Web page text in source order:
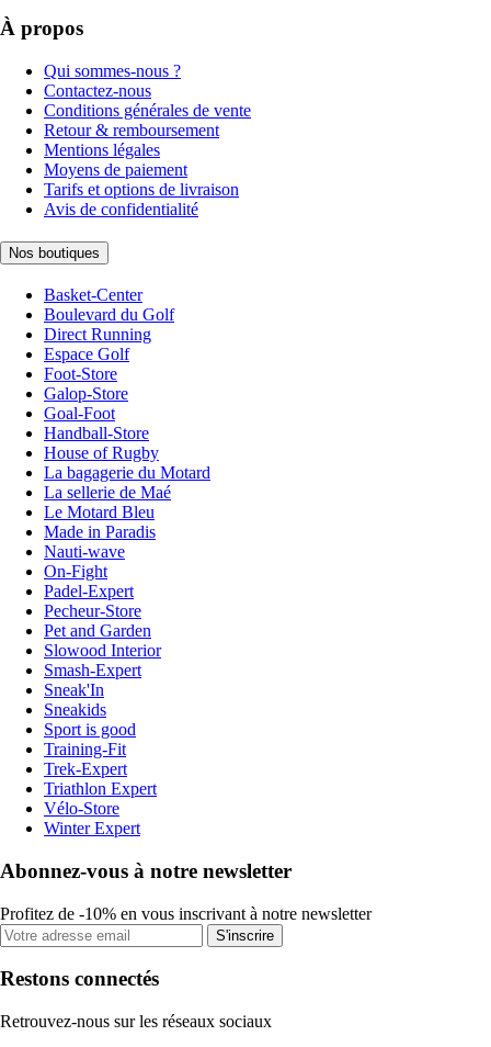
À propos
Qui sommes-nous ?
Contactez-nous
Conditions générales de vente
Retour & remboursement
Mentions légales
Moyens de paiement
Tarifs et options de livraison
Avis de confidentialité
Nos boutiques
Basket-Center
Boulevard du Golf
Direct Running
Espace Golf
Foot-Store
Galop-Store
Goal-Foot
Handball-Store
House of Rugby
La bagagerie du Motard
La sellerie de Maé
Le Motard Bleu
Made in Paradis
Nauti-wave
On-Fight
Padel-Expert
Pecheur-Store
Pet and Garden
Slowood Interior
Smash-Expert
Sneak'In
Sneakids
Sport is good
Training-Fit
Trek-Expert
Triathlon Expert
Vélo-Store
Winter Expert
Abonnez-vous à notre newsletter
Profitez de -10% en vous inscrivant à notre newsletter
S'inscrire
Restons connectés
Retrouvez-nous sur les réseaux sociaux